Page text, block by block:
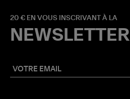
20 € EN VOUS INSCRIVANT À LA
NEWSLETTER